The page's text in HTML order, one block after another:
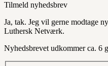
Tilmeld nyhedsbrev
Ja, tak. Jeg vil gerne modtage
Luthersk Netværk.
Nyhedsbrevet udkommer ca. 6